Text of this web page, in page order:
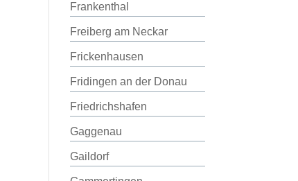
Frankenthal
Freiberg am Neckar
Frickenhausen
Fridingen an der Donau
Friedrichshafen
Gaggenau
Gaildorf